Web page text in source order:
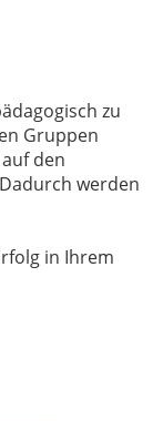
zu
Gruppen
den
werden
in Ihrem